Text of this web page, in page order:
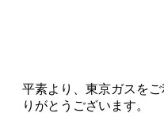
平素より、東京ガスを
りがとうございます。